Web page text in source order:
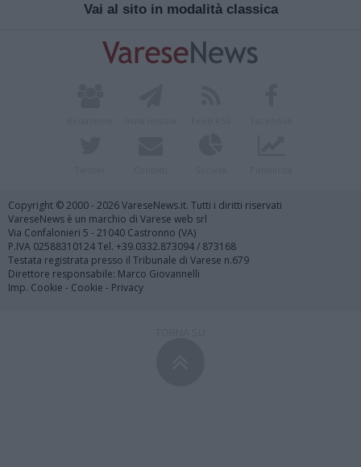
Vai al sito in modalità classica
Copyright © 2000 - 2026 VareseNews.it. Tutti i diritti riservati
VareseNews è un marchio di Varese web srl
Via Confalonieri 5 - 21040 Castronno (VA)
P.IVA 02588310124 Tel. +39.0332.873094 / 873168
Testata registrata presso il Tribunale di Varese n.679
Direttore responsabile: Marco Giovannelli
Imp. Cookie - Cookie - Privacy